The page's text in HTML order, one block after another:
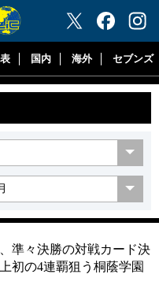
"ラグビーリパブリック"
国内 海外 セブンズ
準々決勝の対戦カード決
初の4連覇狙う桐蔭学園